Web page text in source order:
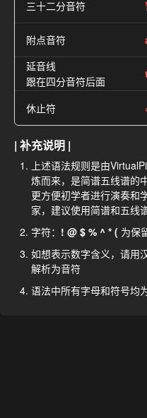
三十二分音符
附点音符
延音线
跟在四分音符后面
休止符
| 补充说明 |
上述语法规则是由
炼而来，是简谱五线谱的
更方便初学者进行演奏和
家，建议使用简谱和五线
字符： ! @ $ % ^ * ( 为保
如想表示数字含义，请用
解析为音符
语法中所有字母和符号均